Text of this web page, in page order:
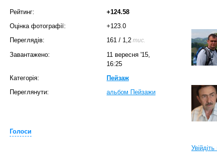
Рейтинг:
+124.58
Оцінка фотографії:
+123.0
Переглядів:
161 / 1,2 тис.
Завантажено:
11 вересня '15,
16:25
Категорія:
Пейзаж
Переглянути:
альбом Пейзажи
Голоси